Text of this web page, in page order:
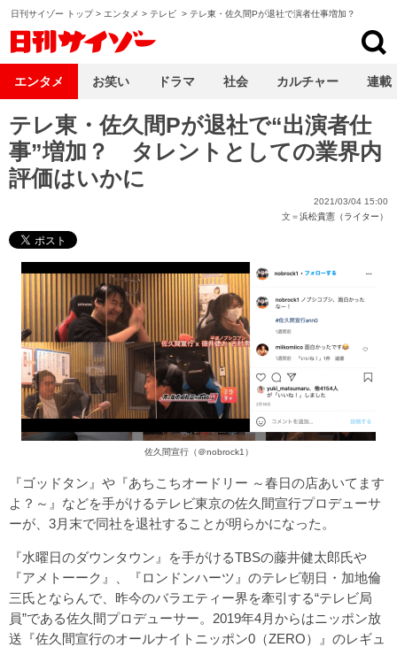
日刊サイゾー トップ> エンタメ > テレビ > テレ東・佐久間Pが退社で演者仕事増加？
テレ東・佐久間Pが退社で“出演者仕
事”増加？ タレントとしての業界内
評価はいかに
2021/03/04 15:00
文＝浜松貴憲（ライター）
佐久間宣行（＠nobrock1）
『ゴッドタン』や『あちこちオードリー ～春日の店あいてます
よ？～』などを手がけるテレビ東京の佐久間宣行プロデューサ
ーが、3月末で同社を退社することが明らかになった。
『水曜日のダウンタウン』を手がけるTBSの藤井健太郎氏や
『アメトーーク』、『ロンドンハーツ』のテレビ朝日・加地倫
三氏とならんで、昨今のバラエティー界を牽引する“テレビ局
員”である佐久間プロデューサー。2019年4月からはニッポン放
送『佐久間宣行のオールナイトニッポン0（ZERO）』のレギュ
エンタメ お笑い ドラマ 社会 カルチャー 連載